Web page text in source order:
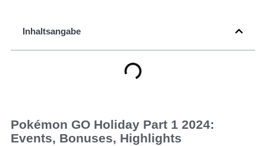
Inhaltsangabe
Pokémon GO Holiday Part 1 2024:
Events, Bonuses, Highlights